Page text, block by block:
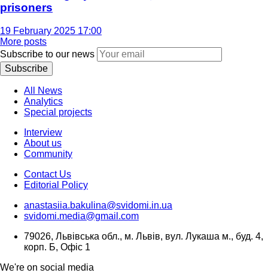
prisoners
19 February 2025 17:00
More posts
Subscribe to our news
Subscribe
All News
Analytics
Special projects
Interview
About us
Community
Contact Us
Editorial Policy
anastasiia.bakulina@svidomi.in.ua
svidomi.media@gmail.com
79026, Львівська обл., м. Львів, вул. Лукаша м., буд. 4,
корп. Б, Офіс 1
We're on social media